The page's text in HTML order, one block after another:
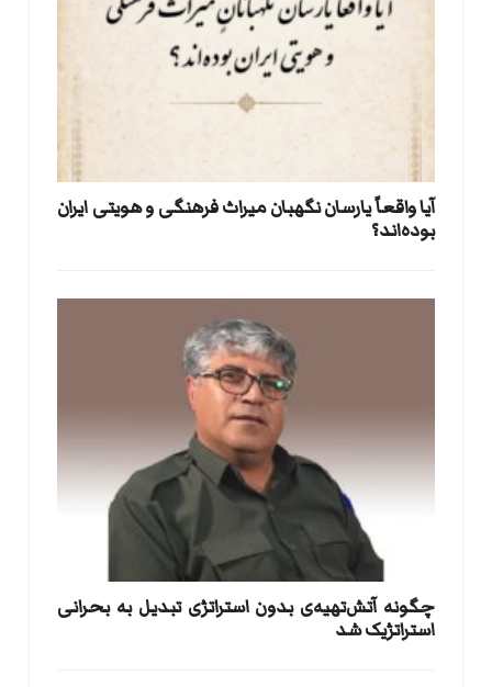
آیا واقعاً یارسان نگهبان میراث فرهنگی و هویتی ایران
بوده‌اند؟
​چگونه آتش‌تهیه‌ی بدون استراتژی تبدیل به بحرانی
استراتژیک شد